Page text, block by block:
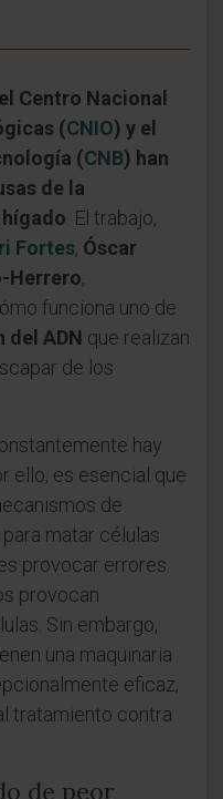
Centro Nacional
(CNIO) y el
(CNB) han
de la
. El trabajo,
Fortes, Óscar
Herrero,
funciona uno de
del ADN que realizan
de los
hay
ello, es esencial que
de
matar células
provocar errores.
provocan
Sin embargo,
una maquinaria
eficaz,
tratamiento contra
de peor